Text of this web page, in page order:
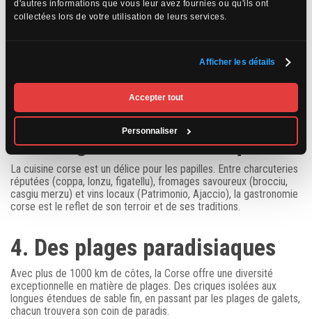
d'autres informations que vous leur avez fournies ou qu'ils ont
collectées lors de votre utilisation de leurs services.
Afficher les détails
Accepter tout
Personnaliser
riche
l’île. Les villages perchés de la Balagne, comme Sant’Antonino ou
sites préhistoriques, comme Filitosa avec ses statues-menhirs,
plongent les visiteurs dans un passé lointain.
3. Une gastronomie unique
La cuisine corse est un délice pour les papilles. Entre charcuteries
réputées (coppa, lonzu, figatellu), fromages savoureux (brocciu,
casgiu merzu) et vins locaux (Patrimonio, Ajaccio), la gastronomie
corse est le reflet de son terroir et de ses traditions.
4. Des plages paradisiaques
Avec plus de 1000 km de côtes, la Corse offre une diversité
exceptionnelle en matière de plages. Des criques isolées aux
longues étendues de sable fin, en passant par les plages de galets,
chacun trouvera son coin de paradis.